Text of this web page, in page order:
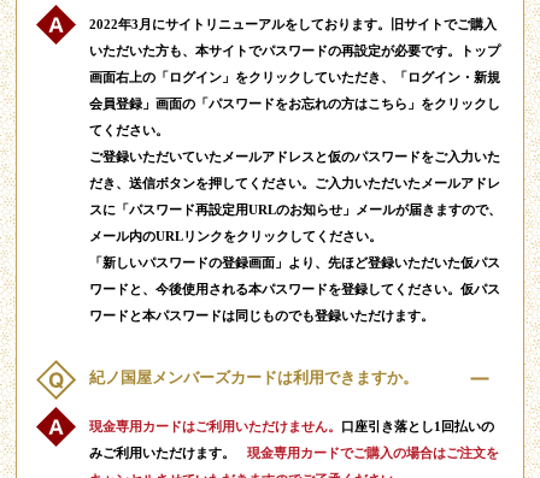
2022年3月にサイトリニューアルをしております。旧サイトでご購入
いただいた方も、本サイトでパスワードの再設定が必要です。トップ
画面右上の「ログイン」をクリックしていただき、「ログイン・新規
会員登録」画面の「パスワードをお忘れの方はこちら」をクリックし
てください。
ご登録いただいていたメールアドレスと仮のパスワードをご入力いた
だき、送信ボタンを押してください。ご入力いただいたメールアドレ
スに「パスワード再設定用URLのお知らせ」メールが届きますので、
メール内のURLリンクをクリックしてください。
「新しいパスワードの登録画面」より、先ほど登録いただいた仮パス
ワードと、今後使用される本パスワードを登録してください。仮パス
ワードと本パスワードは同じものでも登録いただけます。
紀ノ国屋メンバーズカードは利用できますか。
現金専用カードはご利用いただけません。
口座引き落とし1回払いの
みご利用いただけます。
現金専用カードでご購入の場合はご注文を